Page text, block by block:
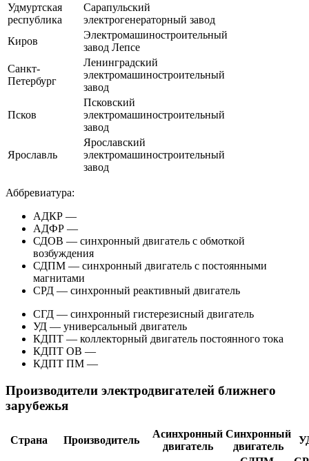
Удмуртская
республика
Сарапульский
электрогенераторный завод
Киров
Электромашиностроительный
завод Лепсе
Санкт-
Петербург
Ленинградский
электромашиностроительный
завод
Псков
Псковский
электромашиностроительный
завод
Ярославль
Ярославский
электромашиностроительный
завод
Аббревиатура:
АДКР —
АДФР —
СДОВ — синхронный двигатель с обмоткой
возбуждения
СДПМ — синхронный двигатель с постоянными
магнитами
СРД — синхронный реактивный двигатель
СГД — синхронный гистерезисный двигатель
УД — универсальный двигатель
КДПТ — коллекторный двигатель постоянного тока
КДПТ ОВ —
КДПТ ПМ —
Производители электродвигателей ближнего
зарубежья
Страна Производитель
Асинхронный
двигатель
Синхронный
двигатель